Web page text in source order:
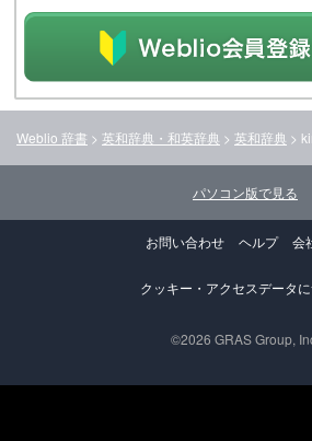
Weblio 辞書 > 英和辞典・和英辞典 > 英和辞典 >
パソコン版で見る
お問い合わせ ヘルプ 会
クッキー・アクセスデータ
©2026 GRAS Group,